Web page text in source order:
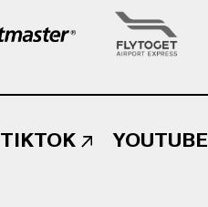
TIKTOK YOUTUBE